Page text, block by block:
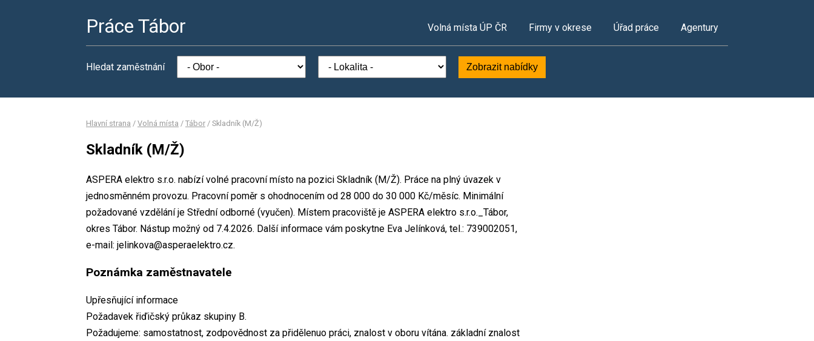
Práce Tábor Volná místa ÚP ČR Firmy v okrese Úřad práce Agentury
Hledat zaměstnání Zobrazit nabídky
Hlavní strana / Volná místa / Tábor / Skladník (M/Ž)
Skladník (M/Ž)
ASPERA elektro s.r.o. nabízí volné pracovní místo na pozici Skladník (M/Ž). Práce na plný úvazek v
jednosměnném provozu. Pracovní poměr s ohodnocením od 28 000 do 30 000 Kč/měsíc. Minimální
požadované vzdělání je Střední odborné (vyučen). Místem pracoviště je ASPERA elektro s.r.o._Tábor,
okres Tábor. Nástup možný od 7.4.2026. Další informace vám poskytne Eva Jelínková, tel.: 739002051,
e-mail: jelinkova@asperaelektro.cz.
Poznámka zaměstnavatele
Upřesňující informace
Požadavek řiďičský průkaz skupiny B.
Požadujeme: samostatnost, zodpovědnost za přidělenuo práci, znalost v oboru vítána. základní znalost